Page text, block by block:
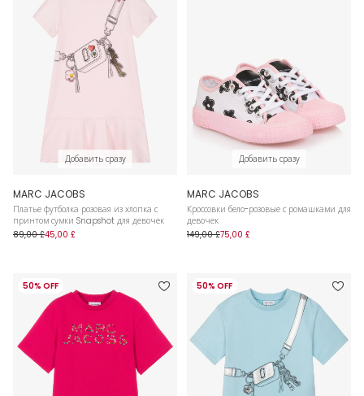
Добавить сразу
MARC JACOBS
Платье футболка розовая из хлопка с
принтом сумки Snapshot для девочек
89,00 £45,00 £
Добавить сразу
MARC JACOBS
Кроссовки бело-розовые с ромашками для
девочек
149,00 £75,00 £
50% OFF 50% OFF